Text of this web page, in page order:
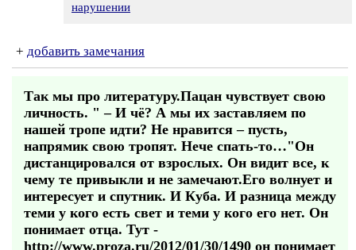
нарушении
+ добавить замечания
Так мы про литературу.Пацан чувствует свою
личность. " – И чё? А мы их заставляем по
нашей тропе идти? Не нравится – пусть,
напрямик свою тропят. Нече спать-то…"Он
дистанцировался от взрослых. Он видит все, к
чему те привыкли и не замечают.Его волнует и
интересует и спутник. И Куба. И разница между
теми у кого есть свет и теми у кого его нет. Он
понимает отца. Тут -
http://www.proza.ru/2012/01/30/1490 он понимает